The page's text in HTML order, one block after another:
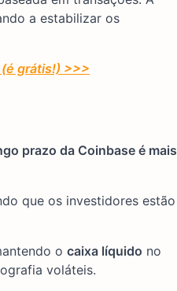
a estabilizar os
grátis!) >>>
prazo da Coinbase é mais
que os investidores estão
o caixa líquido no
voláteis.